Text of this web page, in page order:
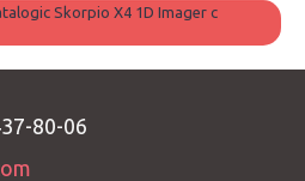
Skorpio X4 1D Imager с
80-06